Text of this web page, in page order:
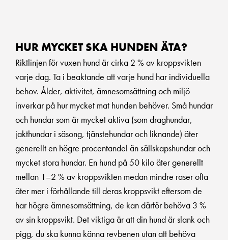
HUR MYCKET SKA HUNDEN ÄTA?
Riktlinjen för vuxen hund är cirka 2 % av kroppsvikten
varje dag. Ta i beaktande att varje hund har individuella
behov. Ålder, aktivitet, ämnesomsättning och miljö
inverkar på hur mycket mat hunden behöver. Små hundar
och hundar som är mycket aktiva (som draghundar,
jakthundar i säsong, tjänstehundar och liknande) äter
generellt en högre procentandel än sällskapshundar och
mycket stora hundar. En hund på 50 kilo äter generellt
mellan 1–2 % av kroppsvikten medan mindre raser ofta
äter mer i förhållande till deras kroppsvikt eftersom de
har högre ämnesomsättning, de kan därför behöva 3 %
av sin kroppsvikt. Det viktiga är att din hund är slank och
pigg, du ska kunna känna revbenen utan att behöva